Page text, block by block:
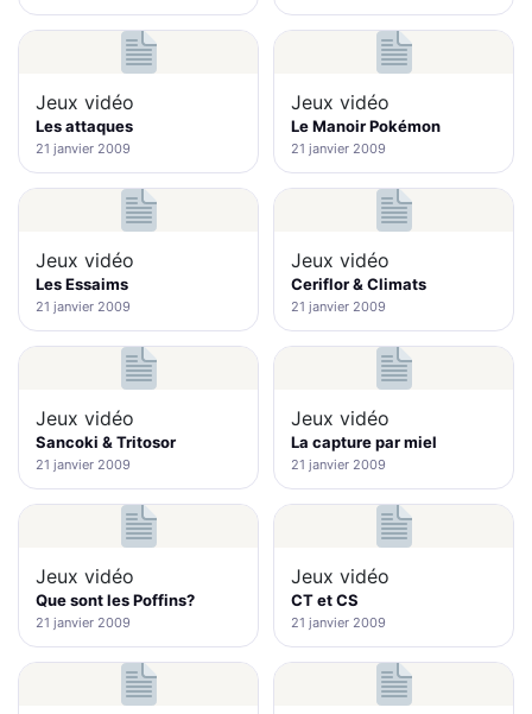
Jeux vidéo
Les attaques
21 janvier 2009
Jeux vidéo
Le Manoir Pokémon
21 janvier 2009
Jeux vidéo
Les Essaims
21 janvier 2009
Jeux vidéo
Ceriflor & Climats
21 janvier 2009
Jeux vidéo
Sancoki & Tritosor
21 janvier 2009
Jeux vidéo
La capture par miel
21 janvier 2009
Jeux vidéo
Que sont les Poffins?
21 janvier 2009
Jeux vidéo
CT et CS
21 janvier 2009